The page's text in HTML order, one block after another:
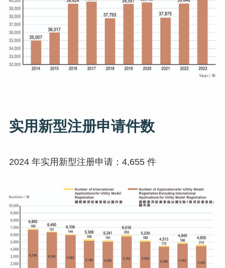
实用新型注册申请件数
2024 年实用新型注册申请：4,655 件